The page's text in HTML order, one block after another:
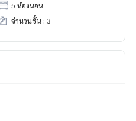
5 ห้องนอน
จำนวนชั้น : 3